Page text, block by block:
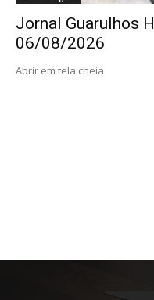
Jornal Guarulhos
06/08/2026
Abrir em tela cheia